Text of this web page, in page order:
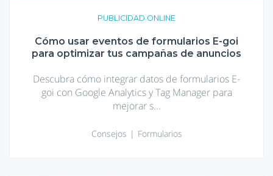
campañas
anuncios
PUBLICIDAD ONLINE
Cómo usar eventos de formularios E-goi
para optimizar tus campañas de anuncios
Descubra cómo integrar datos de formularios E-
goi con Google Analytics y Tag Manager para
mejorar s...
Consejos Formularios